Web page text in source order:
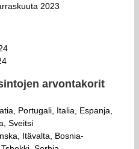
2023
arvontakorit
Portugali, Italia, Espanja,
Sveitsi
Itävalta, Bosnia-